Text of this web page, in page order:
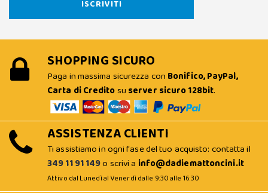
SHOPPING SICURO
Paga in massima sicurezza con Bonifico, PayPal,
Carta di Creditosu server sicuro 128bit.
ASSISTENZA CLIENTI
Ti assistiamo in ogni fase del tuo acquisto: contatta il
349 11 91 149o scrivi a info@dadiemattoncini.it
Attivo dal Lunedì al Venerdì dalle 9:30 alle 16:30